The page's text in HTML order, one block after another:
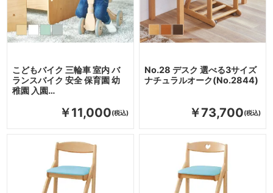
こどもバイク 三輪車 室内 バ
ランスバイク 安全 保育園 幼
稚園 入園…
￥11,000
No.28 デスク 選べる3サイズ
ナチュラルオーク(No.2844)
￥73,700